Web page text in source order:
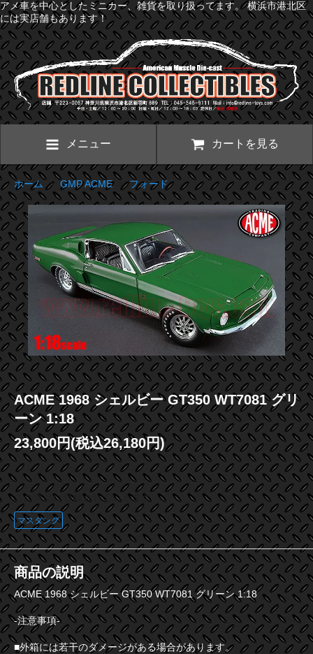
アメ車を中心としたミニカー、雑貨を取り扱ってます。 横浜市港北区
には実店舗もあります！
メニュー カートを見る
ホーム>GMP ACME>フォード
ACME 1968 シェルビー GT350 WT7081 グリ
ーン 1:18
23,800円(税込26,180円)
この商品に登録されているタグ
マスタング
商品の説明
ACME 1968 シェルビー GT350 WT7081 グリーン 1:18
-注意事項-
■外箱には若干のダメージがある場合があります。